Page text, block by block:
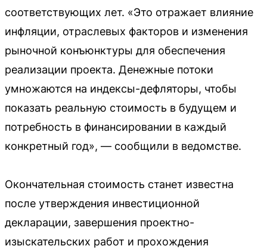
соответствующих лет. «Это отражает влияние
инфляции, отраслевых факторов и изменения
рыночной конъюнктуры для обеспечения
реализации проекта. Денежные потоки
умножаются на индексы-дефляторы, чтобы
показать реальную стоимость в будущем и
потребность в финансировании в каждый
конкретный год», — сообщили в ведомстве.
Окончательная стоимость станет известна
после утверждения инвестиционной
декларации, завершения проектно-
изыскательских работ и прохождения